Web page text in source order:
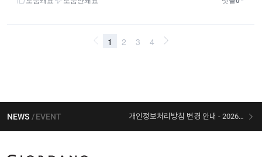
NEWS EVENT 개인정보처리방침 변경 안내 - 2026/07/30 시행